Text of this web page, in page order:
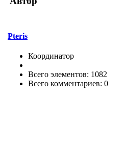
Pteris
Координатор
Всего элементов: 1082
Всего комментариев: 0